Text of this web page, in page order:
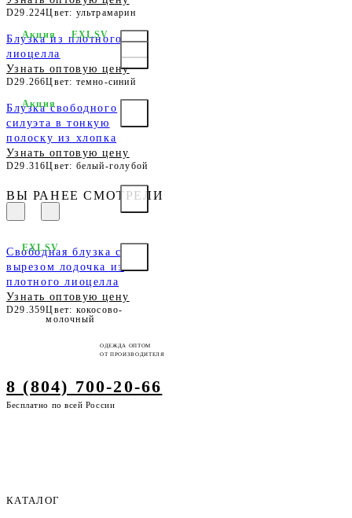
D29.224Цвет: ультрамарин
Блузка из плотного
лиоцелла
Узнать оптовую цену
D29.266Цвет: темно-синий
Акция EXLSV
Блузка свободного
силуэта в тонкую
полоску из хлопка
Узнать оптовую цену
D29.316Цвет: белый-голубой
Акция
ВЫ РАНЕЕ СМОТРЕЛИ
Свободная блузка с
вырезом лодочка из
плотного лиоцелла
Узнать оптовую цену
D29.359Цвет: кокосово-
молочный
EXLSV
ОДЕЖДА ОПТОМ
ОТ ПРОИЗВОДИТЕЛЯ
8 (804) 700-20-66
Бесплатно по всей России
КАТАЛОГ